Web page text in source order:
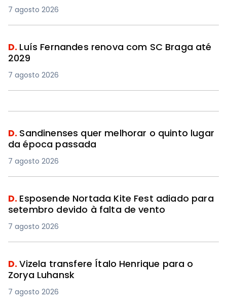
7 agosto 2026
D. Luís Fernandes renova com SC Braga até
2029
7 agosto 2026
D. Sandinenses quer melhorar o quinto lugar
da época passada
7 agosto 2026
D. Esposende Nortada Kite Fest adiado para
setembro devido à falta de vento
7 agosto 2026
D.Vizela transfere Ítalo Henrique para o
Zorya Luhansk
7 agosto 2026